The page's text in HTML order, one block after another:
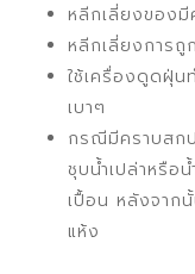
หลีกเลี่ยงของมี
หลีกเลี่ยงการ
ใช้เครื่องดูดฝุ่น
เบาๆ
กรณีมีคราบสก
ชุบน้ำเปล่าหรือ
เปื้อน หลังจาก
แห้ง